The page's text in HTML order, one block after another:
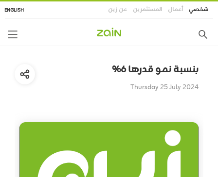
تجاوز
إلى
الرئيسي
شخصي أعمال المستثمرين عن زين ENGLISH
بنسبة نمو قدرها 6%
Thursday 25 July 2024